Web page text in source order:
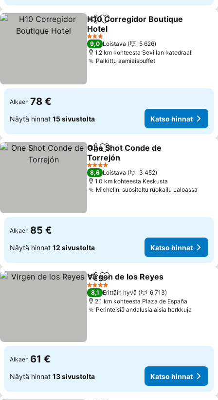
Jaa Lisää suosikkeihin
H10 Corregidor Boutique
Hotel
Katso hinnat
3 Tähtiluokitus
9,0 Loistava
5 626
1.2 km kohteesta Sevillan katedraali
Palkittu aamiaisbuffetKatso hinnat
Alkaen 78 €
Näytä hinnat 15 sivustolta Katso hinnat
Jaa Lisää suosikkeihin
One Shot Conde de
Torrejón
Katso hinnat
4 Tähtiluokitus
8,6 Loistava
3 452
1.0 km kohteesta Keskusta
Michelin-suositeltu ruokailu Laloassa
Alkaen 85 €
Näytä hinnat 12 sivustolta Katso hinnat
Jaa Lisää suosikkeihin
Virgen de los Reyes
4 Tähtiluokitus
8,1 Erittäin hyvä
6 713
2.1 km kohteesta Plaza de España
Perinteisiä andalusialaisia herkkuja
Alkaen 61 €
Näytä hinnat 13 sivustolta Katso hinnat